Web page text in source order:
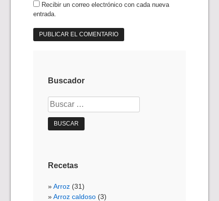
Recibir un correo electrónico con cada nueva
entrada.
Buscador
Buscar:
Recetas
Arroz (31)
Arroz caldoso (3)